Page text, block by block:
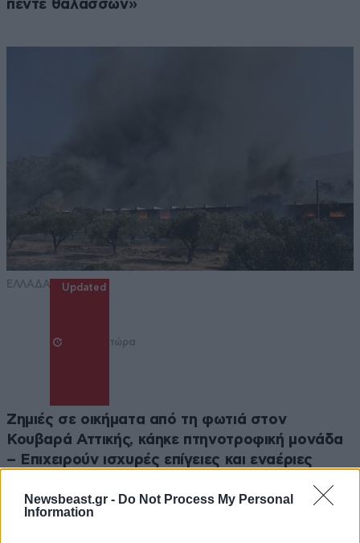
Newsbeast.gr - Do Not Process My Personal
Information
πέντε θαλασσών»
ΕΛΛΑΔΑ Updated
τώρα
Ζημιές σε οικήματα από τη φωτιά στον
Κουβαρά Αττικής, κάηκε πτηνοτροφική μονάδα
– Επιχειρούν ισχυρές επίγειες και εναέριες